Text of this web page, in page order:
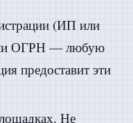
(ИП или
ОГРН — любую
предоставит эти
Не